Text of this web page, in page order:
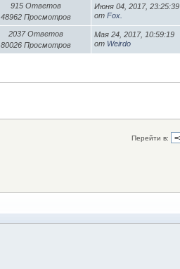
915 Ответов
48962 Просмотров
Июня 04, 2017, 23:25:39
отFox.
2037 Ответов
80026 Просмотров
Мая 24, 2017, 10:59:19
от Weirdo
Перейти в: